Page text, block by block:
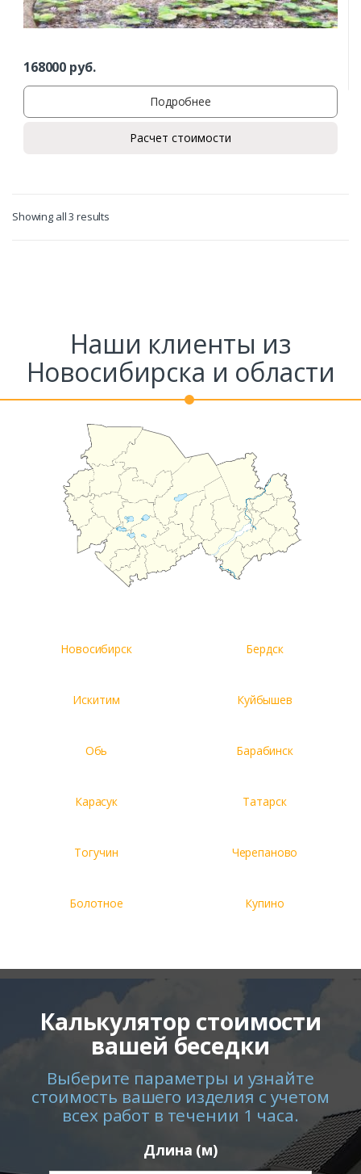
Заказать
168000 руб.
Подробнее
Расчет стоимости
Showing all 3 results
Наши клиенты из
Новосибирска и области
Новосибирск Бердск
Искитим Куйбышев
Обь Барабинск
Карасук Татарск
Тогучин Черепаново
Болотное Купино
Калькулятор стоимости
вашей беседки
Выберите параметры и узнайте
стоимость вашего изделия с учетом
всех работ в течении 1 часа.
Длина (м)